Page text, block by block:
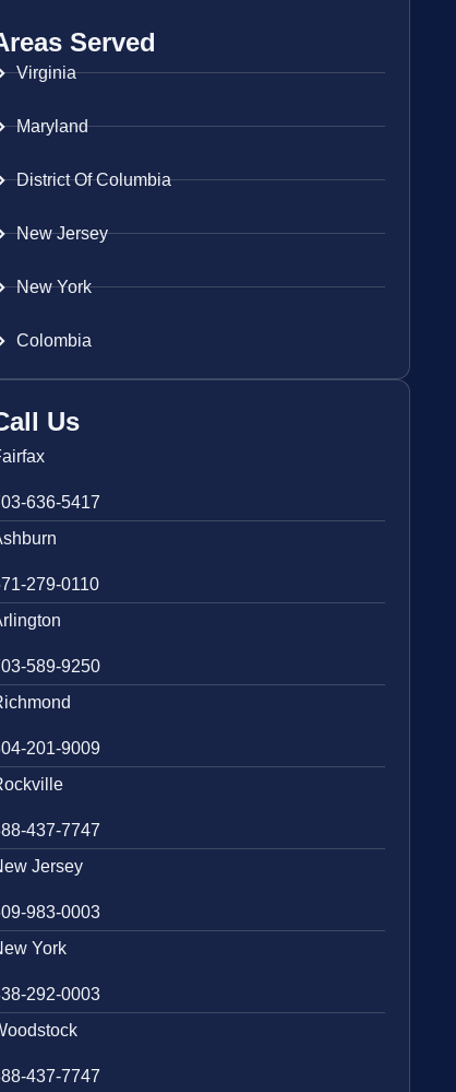
Served
Virginia
Maryland
District Of Columbia
New Jersey
New York
Colombia
Us
636-5417
279-0110
589-9250
201-9009
437-7747
Jersey
983-0003
York
292-0003
437-7747